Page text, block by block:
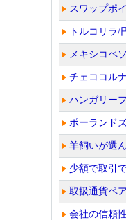
スワップポ
トルコリラ/
メキシコペ
チェココル
ハンガリー
ポーランド
羊飼いが選
少額で取引
取扱通貨ペ
会社の信頼性